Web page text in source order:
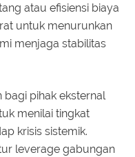
atau efisiensi biaya
untuk menurunkan
menjaga stabilitas
bagi pihak eksternal
menilai tingkat
krisis sistemik.
leverage gabungan